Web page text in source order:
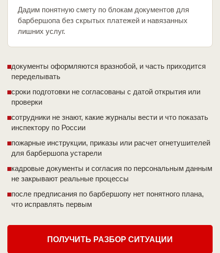
Дадим понятную смету по блокам документов для
барбершопа без скрытых платежей и навязанных
лишних услуг.
документы оформляются вразнобой, и часть приходится
переделывать
сроки подготовки не согласованы с датой открытия или
проверки
сотрудники не знают, какие журналы вести и что показать
инспектору по России
пожарные инструкции, приказы или расчет огнетушителей
для барбершопа устарели
кадровые документы и согласия по персональным данным
не закрывают реальные процессы
после предписания по барбершопу нет понятного плана,
что исправлять первым
ПОЛУЧИТЬ РАЗБОР СИТУАЦИИ